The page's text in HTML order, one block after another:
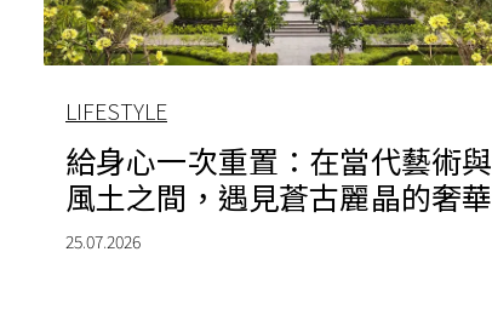
LIFESTYLE
給身心一次重置：在當代藝術與
風土之間，遇見蒼古麗晶的奢華
25.07.2026